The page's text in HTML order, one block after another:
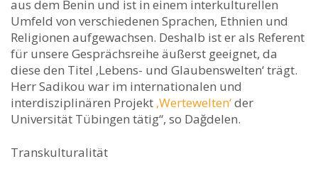
aus dem Benin und ist in einem interkulturellen
Umfeld von verschiedenen Sprachen, Ethnien und
Religionen aufgewachsen. Deshalb ist er als Referent
für unsere Gesprächsreihe äußerst geeignet, da
diese den Titel ‚Lebens- und Glaubenswelten‘ trägt.
Herr Sadikou war im internationalen und
interdisziplinären Projekt ‚Wertewelten‘der
Universität Tübingen tätig“, so Dağdelen.
Transkulturalität